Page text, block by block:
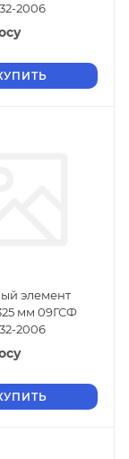
2006
элемент
мм 09ГСФ
2006